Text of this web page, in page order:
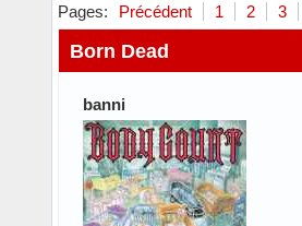
Pages: Précédent 1 2 3
Born Dead
banni